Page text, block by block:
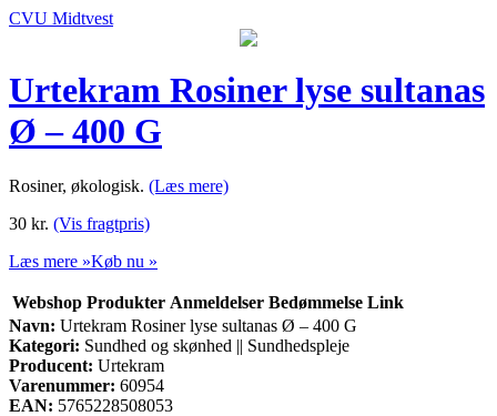
CVU Midtvest
Urtekram Rosiner lyse sultanas
Ø – 400 G
Rosiner, økologisk. (Læs mere)
30 kr. (Vis fragtpris)
Læs mere »Køb nu »
Webshop Produkter Anmeldelser Bedømmelse Link
Navn: Urtekram Rosiner lyse sultanas Ø – 400 G
Kategori: Sundhed og skønhed || Sundhedspleje
Producent: Urtekram
Varenummer: 60954
EAN: 5765228508053